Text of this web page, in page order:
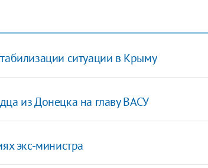
ситуации в Крыму
из Донецка на главу ВАСУ
экс-министра